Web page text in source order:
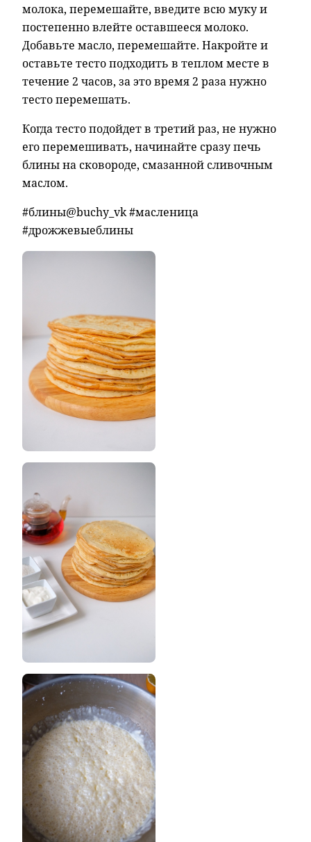
молока, перемешайте, введите всю муку и
постепенно влейте оставшееся молоко.
Добавьте масло, перемешайте. Накройте и
оставьте тесто подходить в теплом месте в
течение 2 часов, за это время 2 раза нужно
тесто перемешать.
Когда тесто подойдет в третий раз, не нужно
его перемешивать, начинайте сразу печь
блины на сковороде, смазанной сливочным
маслом.
#блины@buchy_vk #масленица
#дрожжевыеблины